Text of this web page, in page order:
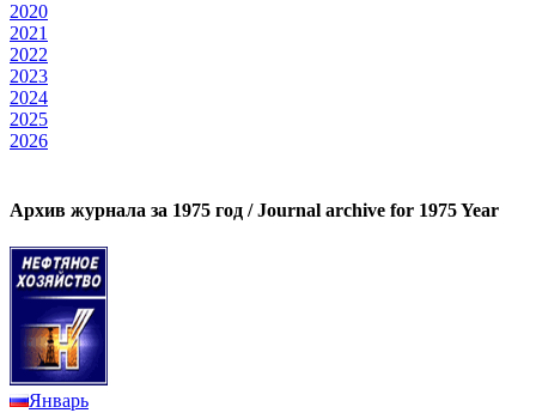
2020
2021
2022
2023
2024
2025
2026
Архив журнала за 1975 год / Journal archive for 1975 Year
Январь